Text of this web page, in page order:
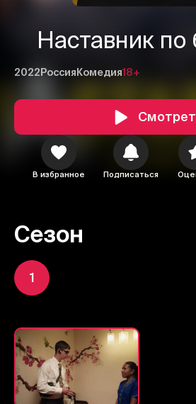
Наставник по
2022 Россия Комедия18+
В избранное Подписаться
Сезон
1
Отправить